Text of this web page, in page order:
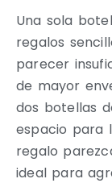
Una sola
regalos
parecer
de mayor
dos botellas
espacio para
regalo
ideal para